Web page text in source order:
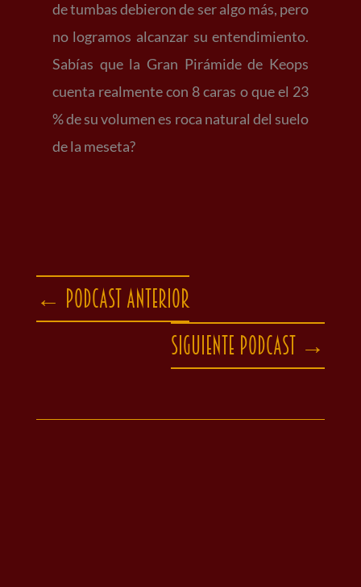
de tumbas debieron de ser algo más, pero
no logramos alcanzar su entendimiento.
Sabías que la Gran Pirámide de Keops
cuenta realmente con 8 caras o que el 23
% de su volumen es roca natural del suelo
de la meseta?
← Podcast anterior
Siguiente podcast →